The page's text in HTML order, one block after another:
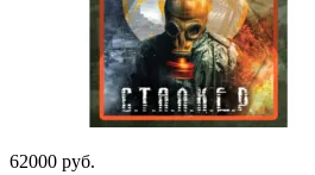
62000 руб.